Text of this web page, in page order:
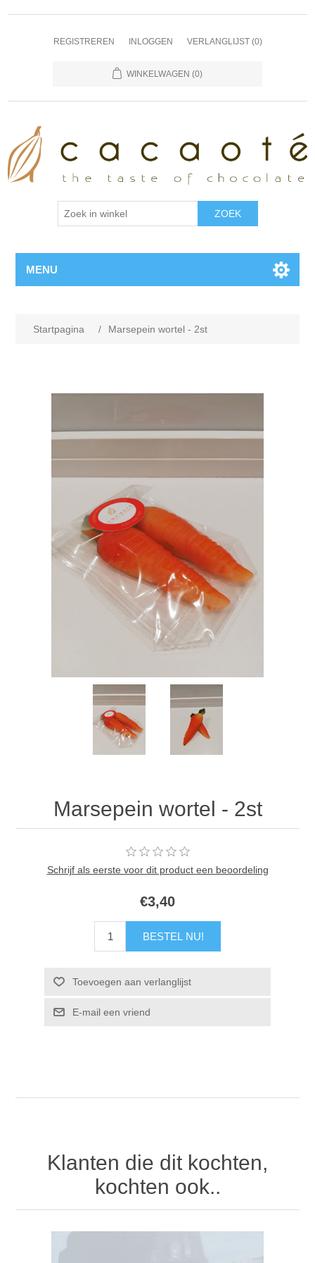
REGISTREREN INLOGGEN VERLANGLIJST (0)
WINKELWAGEN (0)
MENU
Startpagina / Marsepein wortel - 2st
Marsepein wortel - 2st
Schrijf als eerste voor dit product een beoordeling
€3,40
Klanten die dit kochten,
kochten ook..